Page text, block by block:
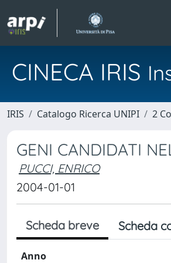
CINECA IRIS
IRIS Catalogo Ricerca UNIPI 2
GENI CANDIDATI
PUCCI, ENRICO
2004-01-01
Scheda breve Scheda
Anno